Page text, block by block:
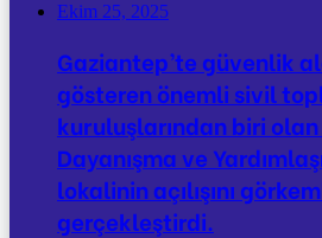
Ekim 25, 2025
Gaziantep’te güvenlik
gösteren önemli sivil
kuruluşlarından biri
Dayanışma ve
lokalinin açılışını
gerçekleştirdi.